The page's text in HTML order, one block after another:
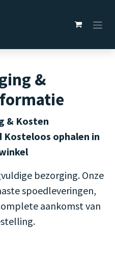
&
& Kosten
Kosteloos ophalen in
bezorging. Onze
spoedleveringen,
aankomst van